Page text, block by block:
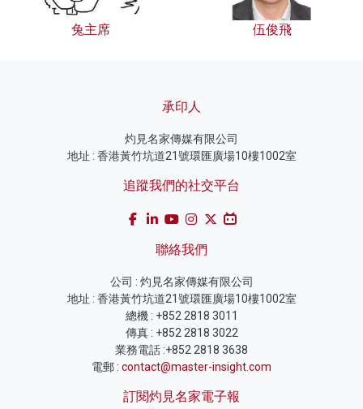
兔主席 伍俊飛
承印人
灼見名家傳媒有限公司
地址 : 香港黃竹坑道21號環匯廣場10樓1002室
追蹤我們的社交平台
聯絡我們
公司 : 灼見名家傳媒有限公司
地址 : 香港黃竹坑道21號環匯廣場10樓1002室
總機 : +852 2818 3011
傳真 : +852 2818 3022
業務電話 :+852 2818 3638
電郵 : contact@master-insight.com
訂閱灼見名家電子報